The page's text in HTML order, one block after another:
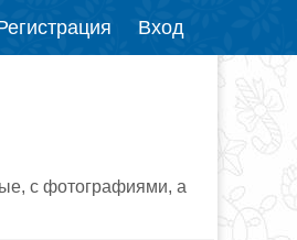
Вход
с фотографиями, а